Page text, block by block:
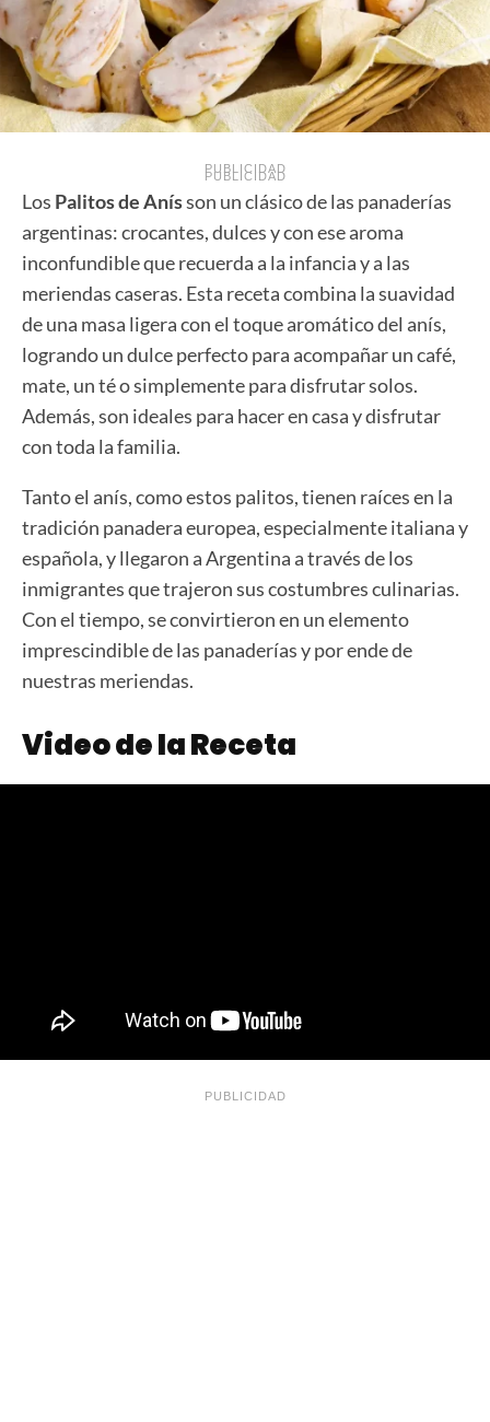
PUBLICIDAD
PUBLICIDAD
Los Palitos de Anísson un clásico de las panaderías
argentinas: crocantes, dulces y con ese aroma
inconfundible que recuerda a la infancia y a las
meriendas caseras. Esta receta combina la suavidad
de una masa ligera con el toque aromático del anís,
logrando un dulce perfecto para acompañar un café,
mate, un té o simplemente para disfrutar solos.
Además, son ideales para hacer en casa y disfrutar
con toda la familia.
Tanto el anís, como estos palitos, tienen raíces en la
tradición panadera europea, especialmente italiana y
española, y llegaron a Argentina a través de los
inmigrantes que trajeron sus costumbres culinarias.
Con el tiempo, se convirtieron en un elemento
imprescindible de las panaderías y por ende de
nuestras meriendas.
Video de la Receta
PUBLICIDAD